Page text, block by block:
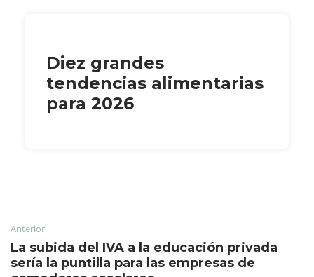
Diez grandes
tendencias alimentarias
para 2026
Anterior
La subida del IVA a la educación privada
sería la puntilla para las empresas de